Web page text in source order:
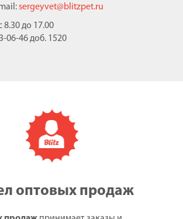
sergeyvet@blitzpet.ru
8.30 до 17.00
06-46 доб. 1520
оптовых продаж